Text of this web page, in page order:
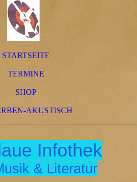
STARTSEITE
TERMINE
SHOP
AKUSTISCH
Infothek
& Literatur